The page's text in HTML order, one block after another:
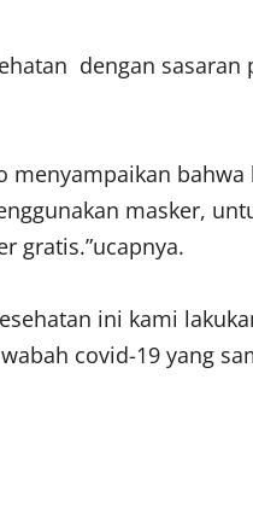
dengan sasaran
menyampaikan
masker,
gratis.”ucapnya.
ini kami
covid-19 yang